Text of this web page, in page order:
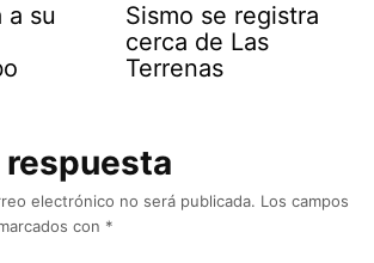
a su
Sismo se registra
cerca de Las
Terrenas
respuesta
electrónico no será publicada. Los campos
con *